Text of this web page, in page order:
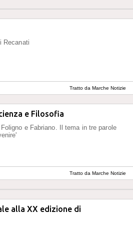
Recanati
Tratto da Marche Notizie
e Filosofia
e Fabriano. Il tema in tre parole
Tratto da Marche Notizie
alla XX edizione di